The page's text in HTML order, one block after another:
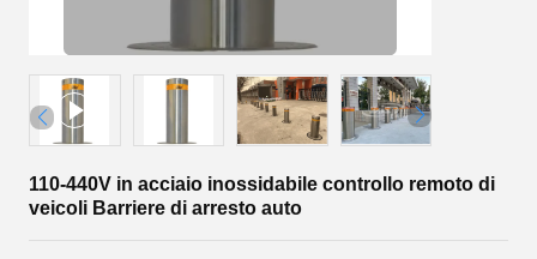
110-440V in acciaio inossidabile controllo remoto di
veicoli Barriere di arresto auto